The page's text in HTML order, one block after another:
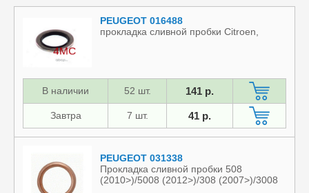
PEUGEOT 016488
прокладка сливной пробки Citroen,
В наличии 52 шт. 141 р.
Завтра 7 шт. 41 р.
PEUGEOT 031338
Прокладка сливной пробки 508
(2010>)/5008 (2012>)/308 (2007>)/3008